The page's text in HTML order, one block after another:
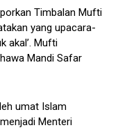
Timbalan Mufti
yang upacara-
akal’. Mufti
Mandi Safar
umat Islam
Menteri